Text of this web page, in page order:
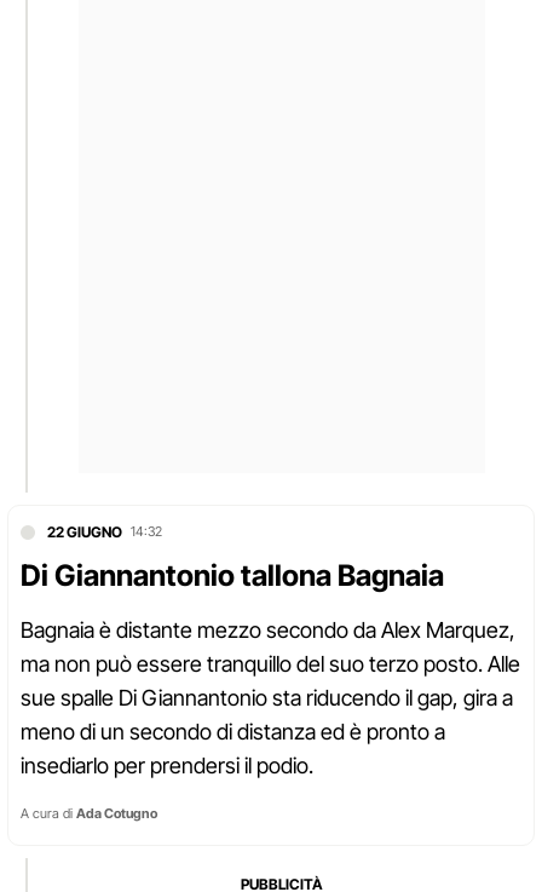
22 GIUGNO 14:32
Di Giannantonio tallona Bagnaia
Bagnaia è distante mezzo secondo da Alex Marquez,
ma non può essere tranquillo del suo terzo posto. Alle
sue spalle Di Giannantonio sta riducendo il gap, gira a
meno di un secondo di distanza ed è pronto a
insediarlo per prendersi il podio.
A cura di Ada Cotugno